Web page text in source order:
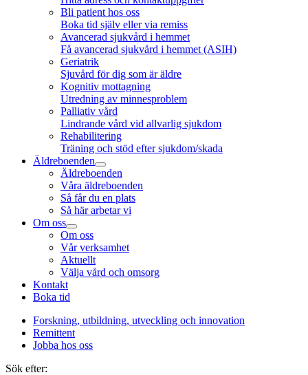
Bli patient hos oss
Boka tid själv eller via remiss
Avancerad sjukvård i hemmet
Få avancerad sjukvård i hemmet (ASIH)
Geriatrik
Sjuvård för dig som är äldre
Kognitiv mottagning
Utredning av minnesproblem
Palliativ vård
Lindrande vård vid allvarlig sjukdom
Rehabilitering
Träning och stöd efter sjukdom/skada
Äldreboenden
Äldreboenden
Våra äldreboenden
Så får du en plats
Så här arbetar vi
Om oss
Om oss
Vår verksamhet
Aktuellt
Välja vård och omsorg
Kontakt
Boka tid
Forskning, utbildning, utveckling och innovation
Remittent
Jobba hos oss
Sök efter: